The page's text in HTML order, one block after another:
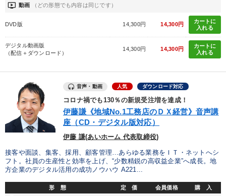
ondemand_video 動画 （どの形態でも内容は同じです）
DVD版 14,300円 14,300円
カートに
入れる
デジタル動画版
（配信＋ダウンロード）
14,300円 14,300円
カートに
入れる
音声・動画 人気 ダウンロード対応
コロナ禍でも130％の新規受注増を達成！
伊藤謙《地域No.1工務店のＤＸ経営》音声講
座（CD・デジタル版対応）
伊藤 謙(あいホーム 代表取締役)
接客や面談、集客、採用、顧客管理…あらゆる業務をＩＴ・ネットへシ
フト。社員の生産性と効率を上げ、“少数精鋭の高収益企業”へ成長。地
方企業のデジタル活用の成功ノウハウ A221...
形 態 定 価 会員価格 購 入